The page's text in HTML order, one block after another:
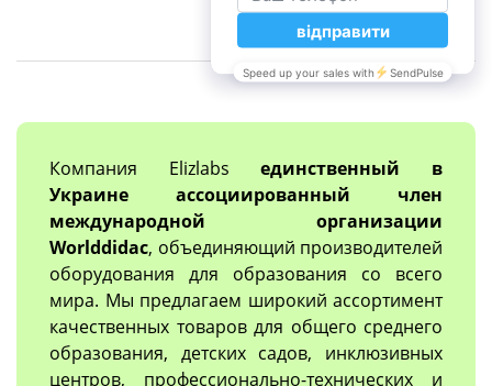
Компания Elizlabsединственный в
Украине ассоциированный член
международной организации
Worlddidac, объединяющий производителей
оборудования для образования со всего
мира. Мы предлагаем широкий ассортимент
качественных товаров для общего среднего
образования, детских садов, инклюзивных
центров, профессионально-технических и